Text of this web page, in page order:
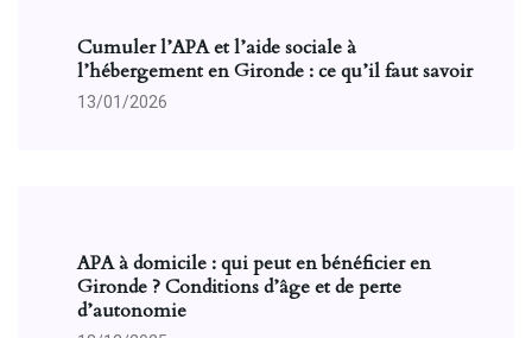
Cumuler l’APA et l’aide sociale à
l’hébergement en Gironde : ce qu’il faut savoir
13/01/2026
APA à domicile : qui peut en bénéficier en
Gironde ? Conditions d’âge et de perte
d’autonomie